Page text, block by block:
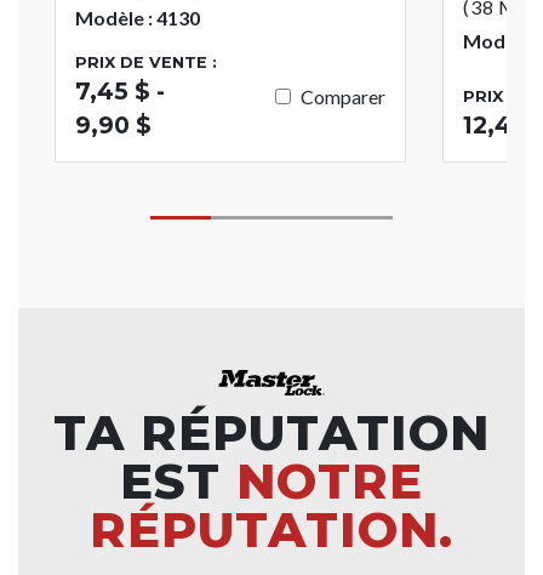
Modèle : 4130
PRIX DE VENTE :
7,45 $ -
9,90 $
Comparer
(38
Modèle
PRIX DE
12,42
TA RÉPUTATION
EST NOTRE
RÉPUTATION.